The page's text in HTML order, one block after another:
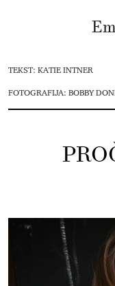
TEKST: KATIE INTNER
FOTOGRAFIJA: BOBBY